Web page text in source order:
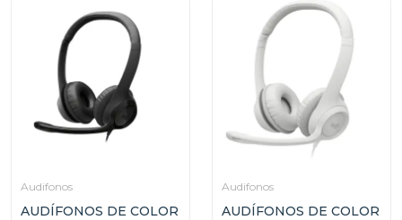
Audifonos
AUDÍFONOS DE COLOR
Audifonos
AUDÍFONOS DE COLOR